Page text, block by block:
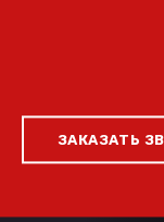
ЗАКАЗАТЬ